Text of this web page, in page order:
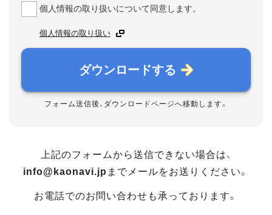
個人情報の取り扱いについて同意します。
個人情報の取り扱い
ダウンロードする
フォーム送信後、ダウンロードページへ移動します。
上記のフォームから送信できない場合は、
info@kaonavi.jp までメールをお送りください。
お電話でのお問い合わせも承っております。